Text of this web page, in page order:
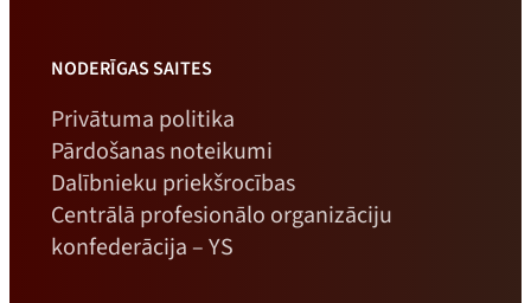
NODERĪGAS SAITES
Privātuma politika
Pārdošanas noteikumi
Dalībnieku priekšrocības
Centrālā profesionālo organizāciju
konfederācija – YS